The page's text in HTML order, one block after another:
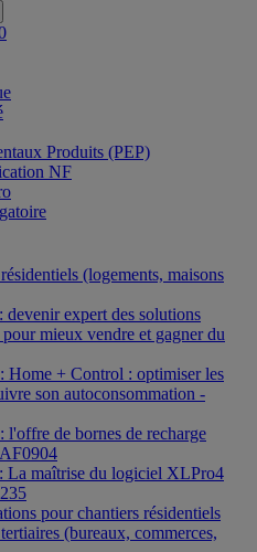
Produits (PEP)
NF
(logements, maisons
expert des solutions
mieux vendre et gagner du
Home + Control : optimiser les
son autoconsommation -
l'offre de bornes de recharge
La maîtrise du logiciel XLPro4
pour chantiers résidentiels
(bureaux, commerces,